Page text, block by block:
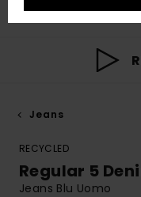
Jeans
RECYCLED
Regular 5
Jeans Blu Uomo